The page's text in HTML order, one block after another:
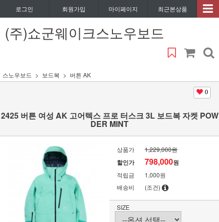
로그인 회원가입 마이페이지 최근본상품
(주)쇼군웨이크스노우보드
스노우보드 보드복 버튼 AK
0
2425 버튼 여성 AK 고어텍스 프로 터스크 3L 보드복 자켓 POW
DER MINT
상품가 1,229,000원
할인가 798,000원
적립금
1,000원
배송비
(조건)
SIZE